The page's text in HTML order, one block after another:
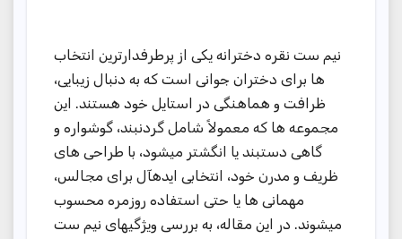
نیم ست نقره دخترانه یکی از پرطرفدارترین انتخاب
ها برای دختران جوانی است که به دنبال زیبایی،
ظرافت و هماهنگی در استایل خود هستند. این
مجموعه ها که معمولاً شامل گردنبند، گوشواره و
گاهی دستبند یا انگشتر میشود، با طراحی های
ظریف و مدرن خود، انتخابی ایدهآل برای مجالس،
مهمانی ها یا حتی استفاده روزمره محسوب
میشوند. در این مقاله، به بررسی ویژگیهای نیم ست